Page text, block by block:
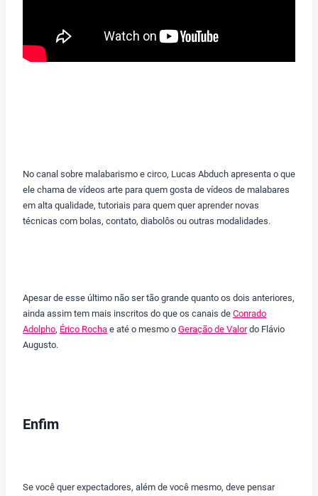
No canal sobre malabarismo e circo, Lucas Abduch apresenta o que
ele chama de vídeos arte para quem gosta de vídeos de malabares
em alta qualidade, tutoriais para quem quer aprender novas
técnicas com bolas, contato, diabolôs ou outras modalidades.
Apesar de esse último não ser tão grande quanto os dois anteriores,
ainda assim tem mais inscritos do que os canais de Conrado
Adolpho, Érico Rocha e até o mesmo o Geração de Valordo Flávio
Augusto.
Enfim
Se você quer expectadores, além de você mesmo, deve pensar